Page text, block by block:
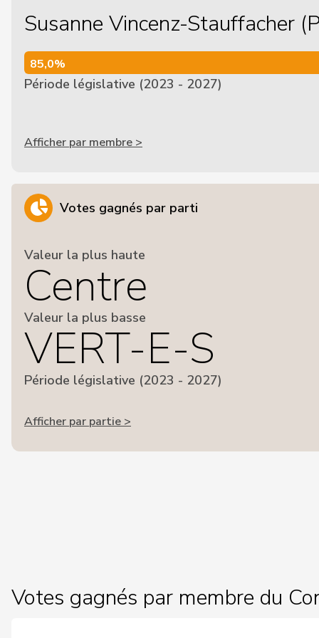
Susanne Vincenz-Stauffacher
85,0%
85,0%
Période législative (2023 - 2027)
Afficher par membre >
Votes gagnés par parti
Valeur la plus haute
Centre
Valeur la plus basse
VERT-E-S
Période législative (2023 - 2027)
Afficher par partie >
Votes gagnés par membre du